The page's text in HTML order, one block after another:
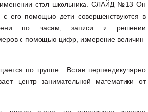
стол школьника. СЛАЙД №13 Он
с его помощью дети совершенствуются в
по часам, записи и решении
с помощью цифр, измерение величин
по группе. Встав перпендикулярно
центр занимательной математики от